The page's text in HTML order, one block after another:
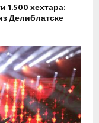
1.500 хехтара:
Делиблатске